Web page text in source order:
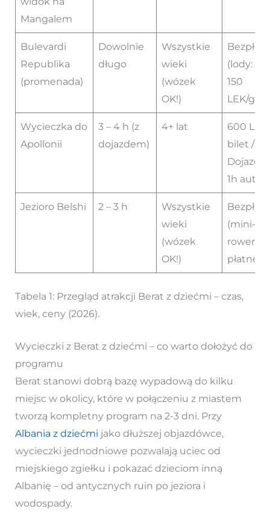
Mangalem
Bulevardi
Republika
(promenada)
Dowolnie
długo
Wszystkie
wieki
(wózek
OK!)
(lody:
150
LEK/
Wycieczka do
Apollonii
3 – 4 h (z
dojazdem)
4+ lat
600 LEK
bilet / 24
Dojazd
1h
Jezioro Belshi 2 – 3 h
Wszystkie
wieki
(wózek
OK!)
(mini-
rowery –
płatne)
Tabela 1: Przegląd atrakcji Berat z dziećmi – czas,
wiek, ceny (2026).
Wycieczki z Berat z dziećmi – co warto dołożyć do
programu
Berat stanowi dobrą bazę wypadową do kilku
miejsc w okolicy, które w połączeniu z miastem
tworzą kompletny program na 2-3 dni. Przy
Albania z dziećmi jako dłuższej objazdówce,
wycieczki jednodniowe pozwalają uciec od
miejskiego zgiełku i pokazać dzieciom inną
Albanię – od antycznych ruin po jeziora i
wodospady.